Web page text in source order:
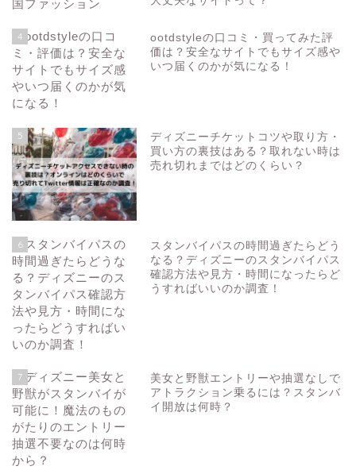
4
ootdstyleの口コミ・買ってみた評
価は？安全なサイトでもサイズ感や
いつ届くのかが気になる！
5
ディズニーチケットコツや取り方・
買い方の裏技はある？取れない時は
売れ切れまではどのくらい？
6
スタンバイパスの時間過ぎたらどう
なる？ディズニーのスタンバイパス
確認方法や見方・時間になったらど
うすればいいのか調査！
7
美女と野獣エントリーや抽選なしで
アトラクション乗るには？スタンバ
イ開放は何時？